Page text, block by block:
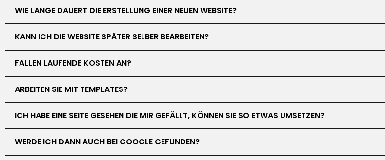
WIE LANGE DAUERT DIE ERSTELLUNG EINER NEUEN WEBSITE?
KANN ICH DIE WEBSITE SPÄTER SELBER BEARBEITEN?
FALLEN LAUFENDE KOSTEN AN?
ARBEITEN SIE MIT TEMPLATES?
ICH HABE EINE SEITE GESEHEN DIE MIR GEFÄLLT, KÖNNEN SIE SO ETWAS UMSETZEN?
WERDE ICH DANN AUCH BEI GOOGLE GEFUNDEN?